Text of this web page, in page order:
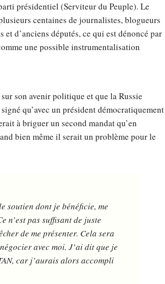
présidentiel (Serviteur du Peuple). Le
centaines de journalistes, blogueurs
d’anciens députés, ce qui est dénoncé par
une possible instrumentalisation
son avenir politique et que la Russie
qu’avec un président démocratiquement
à briguer un second mandat qu’en
bien même il serait un problème pour le
soutien dont je bénéficie, me
n’est pas suffisant de juste
de me présenter. Cela sera
avec moi. J’ai dit que je
car j’aurais alors accompli